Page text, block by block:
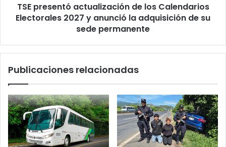
anunció
su
permanente
TSE presentó actualización de los Calendarios
Electorales 2027 y anunció la adquisición de su
sede permanente
Publicaciones relacionadas